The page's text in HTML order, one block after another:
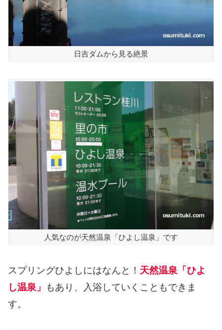
日吉ダムから見る絶景
人気なのが天然温泉「ひよし温泉」です
スプリングひよしにはなんと！ 天然温泉「ひよ
し温泉」
もあり、入浴していくこともできま
す。